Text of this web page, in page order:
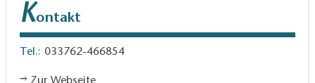
Kontakt
Tel.: 033762-466854